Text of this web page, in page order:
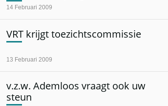
14 Februari 2009
VRT krijgt toezichtscommissie
13 Februari 2009
v.z.w. Ademloos vraagt ook uw
steun